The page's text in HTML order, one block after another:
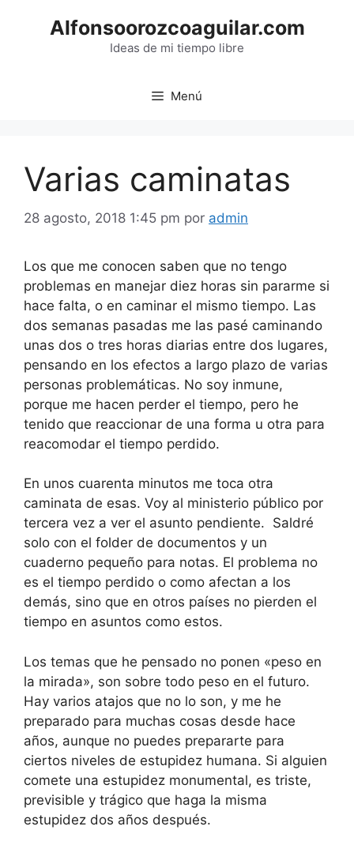
Alfonsoorozcoaguilar.com
Ideas de mi tiempo libre
Menú
Varias caminatas
28 agosto, 2018 1:45 pm por admin
Los que me conocen saben que no tengo
problemas en manejar diez horas sin pararme si
hace falta, o en caminar el mismo tiempo. Las
dos semanas pasadas me las pasé caminando
unas dos o tres horas diarias entre dos lugares,
pensando en los efectos a largo plazo de varias
personas problemáticas. No soy inmune,
porque me hacen perder el tiempo, pero he
tenido que reaccionar de una forma u otra para
reacomodar el tiempo perdido.
En unos cuarenta minutos me toca otra
caminata de esas. Voy al ministerio público por
tercera vez a ver el asunto pendiente. Saldré
solo con el folder de documentos y un
cuaderno pequeño para notas. El problema no
es el tiempo perdido o como afectan a los
demás, sino que en otros países no pierden el
tiempo en asuntos como estos.
Los temas que he pensado no ponen «peso en
la mirada», son sobre todo peso en el futuro.
Hay varios atajos que no lo son, y me he
preparado para muchas cosas desde hace
años, aunque no puedes prepararte para
ciertos niveles de estupidez humana. Si alguien
comete una estupidez monumental, es triste,
previsible y trágico que haga la misma
estupidez dos años después.